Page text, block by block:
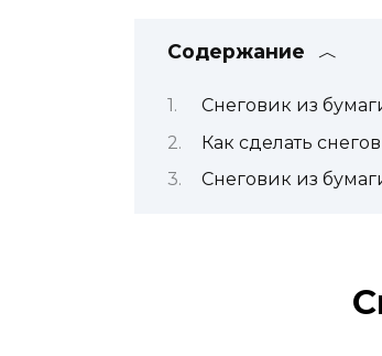
Содержание
Снеговик из
Как сделать
Снеговик из